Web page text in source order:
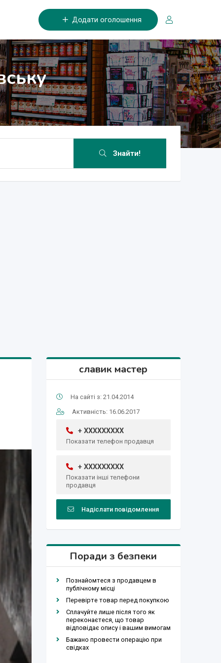
Додати оголошення
Знайти!
славик мастер
На сайті з: 21.04.2014
Активність: 16.06.2017
+ XXXXXXXXX
Показати телефон продавця
+ XXXXXXXXX
Показати інші телефони
продавця
Надіслати повідомлення
Поради з безпеки
Познайомтеся з продавцем в
публічному місці
Перевірте товар перед покупкою
Сплачуйте лише після того як
переконаєтеся, що товар
відповідає опису і вашим вимогам
Бажано провести операцію при
свідках